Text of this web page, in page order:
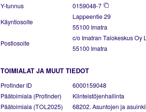
Y-tunnus
0159048-7
Käyntiosoite
Lappeentie 29
55100 Imatra
Postiosoite
c/o Imatran Talokeskus Oy
55100 Imatra
TOIMIALAT JA MUUT TIEDOT
Profinder ID
6000159048
Päätoimiala (Profinder)
Kiinteistöjenhallinta
Päätoimiala (TOL2025)
68202. Asuntojen ja